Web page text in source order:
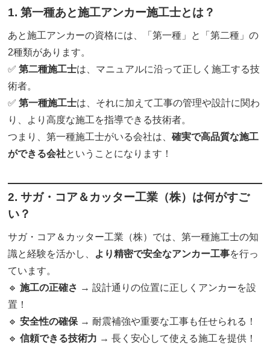
1. 第一種あと施工アンカー施工士とは？
あと施工アンカーの資格には、「第一種」と「第二種」の
2種類があります。
✅第二種施工士は、マニュアルに沿って正しく施工する技
術者。
✅第一種施工士は、それに加えて工事の管理や設計に関わ
り、より高度な施工を指導できる技術者。
つまり、第一種施工士がいる会社は、確実で高品質な施工
ができる会社ということになります！
2. サガ・コア＆カッター工業（株）は何がすご
い？
サガ・コア＆カッター工業（株）では、第一種施工士の知
識と経験を活かし、 より精密で安全なアンカー工事を行っ
ています。
🔹施工の正確さ → 設計通りの位置に正しくアンカーを設
置！
🔹安全性の確保 → 耐震補強や重要な工事も任せられる！
🔹信頼できる技術力 → 長く安心して使える施工を提供！